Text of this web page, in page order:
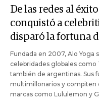
De las redes al
conquistó a
disparó la fortuna
Fundada en 2007, Alo
celebridades globales como
también de argentinas. Sus
multimillonarios y compiten
marcas como Lululemon y